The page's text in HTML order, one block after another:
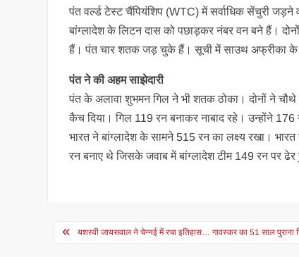
पंत वर्ल्ड टेस्ट चैंपियंशिप (WTC) में सर्वाधिक सेंचुरी
बांग्लादेश के लिटन दास को पछाड़कर नंबर वन बने हैं।
हैं। पंत चार शतक जड़ चुके हैं। सूची में साउथ अफ्रीका के
पंत ने की अहम साझेदारी
पंत के अलावा शुभमन गिल ने भी शतक ठोका। दोनों ने
कैच दिया। गिल 119 रन बनाकर नाबाद रहे। उन्होंने
भारत ने बांग्लादेश के सामने 515 रन का लक्ष्य रखा।
रन बनाए थे जिसके जवाब में बांग्लादेश टीम 149 रन पर ढेर
Postयशस्वी जायसवाल ने चेन्नई में रचा इतिहास… गावस्कर का 51 साल पुराना